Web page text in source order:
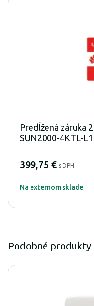
Predĺžená záruka
SUN2000-4KTL-L1
399,75 € s DPH
Na externom sklade
Podobné produkty